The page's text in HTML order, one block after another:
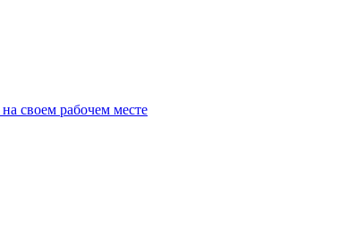
своем рабочем месте